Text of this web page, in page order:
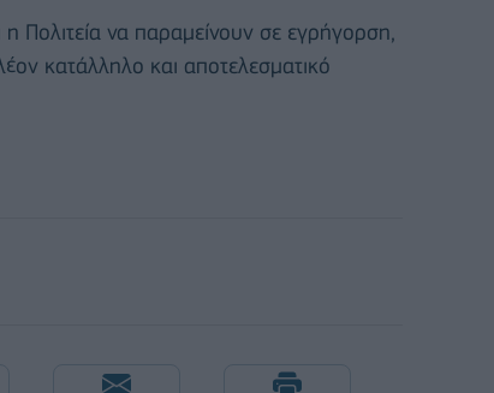
η Πολιτεία να παραμείνουν σε εγρήγορση,
κατάλληλο και αποτελεσματικό